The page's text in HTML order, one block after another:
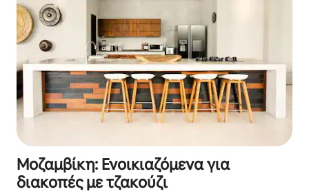
Μοζαμβίκη: Ενοικιαζόμενα για
διακοπές με τζακούζι